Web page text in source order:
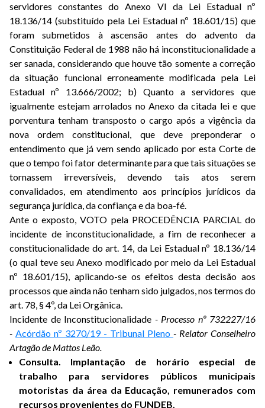
servidores constantes do Anexo VI da Lei Estadual nº
18.136/14 (substituído pela Lei Estadual nº 18.601/15) que
foram submetidos à ascensão antes do advento da
Constituição Federal de 1988 não há inconstitucionalidade a
ser sanada, considerando que houve tão somente a correção
da situação funcional erroneamente modificada pela Lei
Estadual nº 13.666/2002; b) Quanto a servidores que
igualmente estejam arrolados no Anexo da citada lei e que
porventura tenham transposto o cargo após a vigência da
nova ordem constitucional, que deve preponderar o
entendimento que já vem sendo aplicado por esta Corte de
que o tempo foi fator determinante para que tais situações se
tornassem irreversíveis, devendo tais atos serem
convalidados, em atendimento aos princípios jurídicos da
segurança jurídica, da confiança e da boa-fé.
Ante o exposto, VOTO pela PROCEDÊNCIA PARCIAL do
incidente de inconstitucionalidade, a fim de reconhecer a
constitucionalidade do art. 14, da Lei Estadual nº 18.136/14
(o qual teve seu Anexo modificado por meio da Lei Estadual
nº 18.601/15), aplicando-se os efeitos desta decisão aos
processos que ainda não tenham sido julgados, nos termos do
art. 78, § 4º, da Lei Orgânica.
Incidente de Inconstitucionalidade - Processo nº 732227/16
- Acórdão nº 3270/19 - Tribunal Pleno - Relator Conselheiro
Artagão de Mattos Leão.
Consulta. Implantação de horário especial de
trabalho para servidores públicos municipais
motoristas da área da Educação, remunerados com
recursos provenientes do FUNDEB.